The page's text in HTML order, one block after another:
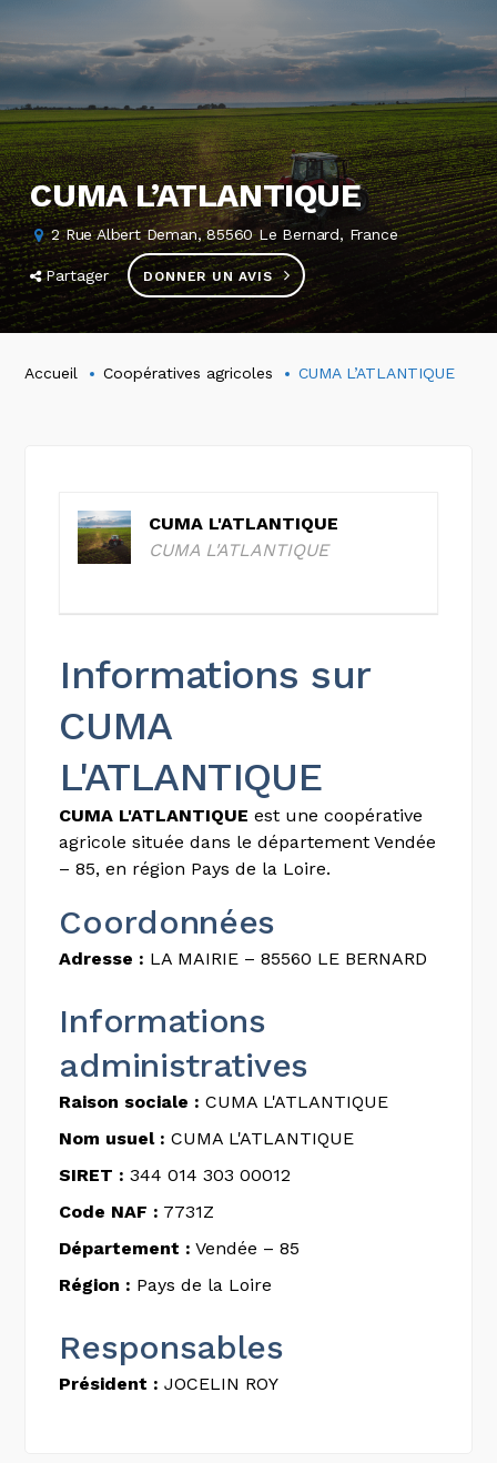
CUMA L’ATLANTIQUE
2 Rue Albert Deman, 85560 Le Bernard, France
Partager DONNER UN AVIS
Accueil Coopératives agricoles CUMA L’ATLANTIQUE
CUMA L'ATLANTIQUE
CUMA L'ATLANTIQUE
Informations sur
CUMA
L'ATLANTIQUE
CUMA L'ATLANTIQUE est une coopérative
agricole située dans le département Vendée
– 85, en région Pays de la Loire.
Coordonnées
Adresse : LA MAIRIE – 85560 LE BERNARD
Informations
administratives
Raison sociale : CUMA L'ATLANTIQUE
Nom usuel : CUMA L'ATLANTIQUE
SIRET : 344 014 303 00012
Code NAF : 7731Z
Département : Vendée – 85
Région : Pays de la Loire
Responsables
Président : JOCELIN ROY